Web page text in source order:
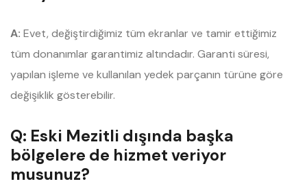
A: Evet, değiştirdiğimiz tüm ekranlar ve tamir ettiğimiz
tüm donanımlar garantimiz altındadır. Garanti süresi,
yapılan işleme ve kullanılan yedek parçanın türüne göre
değişiklik gösterebilir.
Q: Eski Mezitli dışında başka
bölgelere de hizmet veriyor
musunuz?